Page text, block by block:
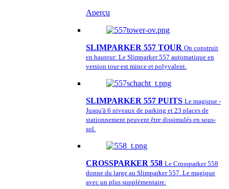
Aperçu
SLIMPARKER 557 TOUR On construit
en hauteur: Le Slimparker 557 automatique en
version tour est mince et polyvalent.
SLIMPARKER 557 PUITS Le magique -
Jusqu'à 6 niveaux de parking et 23 places de
stationnement peuvent être dissimulés en sous-
sol.
CROSSPARKER 558 Le Crossparker 558
donne du large au Slimparker 557. Le magique
avec un plus supplémentaire.